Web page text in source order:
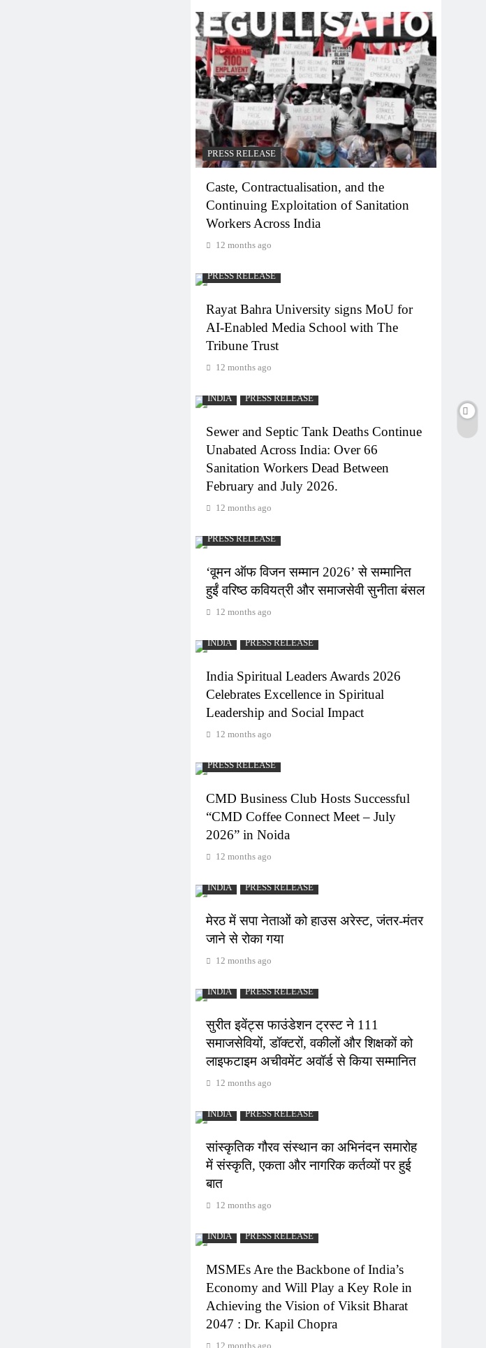
PRESS RELEASE
Caste, Contractualisation, and the
Continuing Exploitation of Sanitation
Workers Across India
12 months ago
PRESS RELEASE
Rayat Bahra University signs MoU for
AI-Enabled Media School with The
Tribune Trust
12 months ago
INDIA PRESS RELEASE
Sewer and Septic Tank Deaths Continue
Unabated Across India: Over 66
Sanitation Workers Dead Between
February and July 2026.
12 months ago
PRESS RELEASE
‘वूमन ऑफ विजन सम्मान 2026’ से सम्मानित
हुईं वरिष्ठ कवियत्री और समाजसेवी सुनीता बंसल
12 months ago
INDIA PRESS RELEASE
India Spiritual Leaders Awards 2026
Celebrates Excellence in Spiritual
Leadership and Social Impact
12 months ago
PRESS RELEASE
CMD Business Club Hosts Successful
“CMD Coffee Connect Meet – July
2026” in Noida
12 months ago
INDIA PRESS RELEASE
मेरठ में सपा नेताओं को हाउस अरेस्ट, जंतर-मंतर
जाने से रोका गया
12 months ago
INDIA PRESS RELEASE
सुरीत इवेंट्स फाउंडेशन ट्रस्ट ने 111
समाजसेवियों, डॉक्टरों, वकीलों और शिक्षकों को
लाइफटाइम अचीवमेंट अवॉर्ड से किया सम्मानित
12 months ago
INDIA PRESS RELEASE
सांस्कृतिक गौरव संस्थान का अभिनंदन समारोह
में संस्कृति, एकता और नागरिक कर्तव्यों पर हुई
बात
12 months ago
INDIA PRESS RELEASE
MSMEs Are the Backbone of India’s
Economy and Will Play a Key Role in
Achieving the Vision of Viksit Bharat
2047 : Dr. Kapil Chopra
12 months ago